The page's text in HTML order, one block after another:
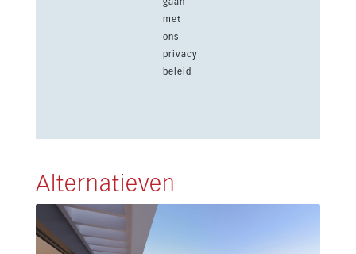
met
ons
privacy
beleid
Alternatieven